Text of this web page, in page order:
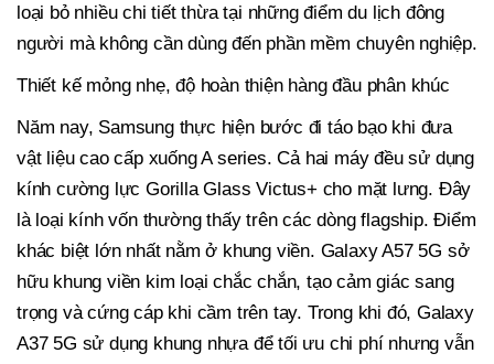
loại bỏ nhiều chi tiết thừa tại những điểm du lịch đông
người mà không cần dùng đến phần mềm chuyên nghiệp.
Thiết kế mỏng nhẹ, độ hoàn thiện hàng đầu phân khúc
Năm nay, Samsung thực hiện bước đi táo bạo khi đưa
vật liệu cao cấp xuống A series. Cả hai máy đều sử dụng
kính cường lực Gorilla Glass Victus+ cho mặt lưng. Đây
là loại kính vốn thường thấy trên các dòng flagship. Điểm
khác biệt lớn nhất nằm ở khung viền. Galaxy A57 5G sở
hữu khung viền kim loại chắc chắn, tạo cảm giác sang
trọng và cứng cáp khi cầm trên tay. Trong khi đó, Galaxy
A37 5G sử dụng khung nhựa để tối ưu chi phí nhưng vẫn